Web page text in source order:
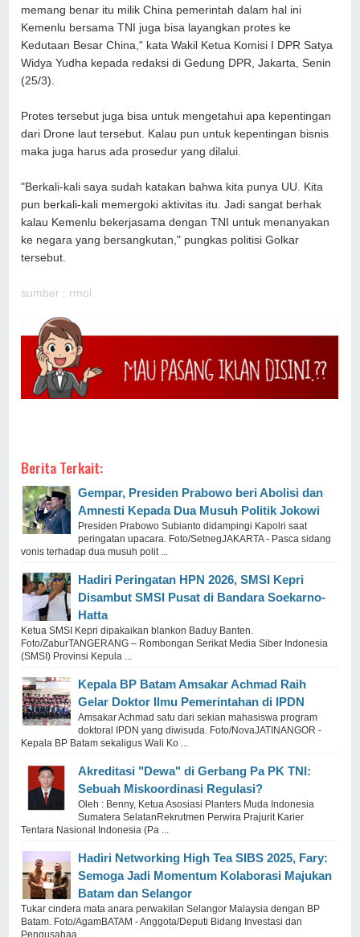
memang benar itu milik China pemerintah dalam hal ini
Kemenlu bersama TNI juga bisa layangkan protes ke
Kedutaan Besar China," kata Wakil Ketua Komisi I DPR Satya
Widya Yudha kepada redaksi di Gedung DPR, Jakarta, Senin
(25/3).
Protes tersebut juga bisa untuk mengetahui apa kepentingan
dari Drone laut tersebut. Kalau pun untuk kepentingan bisnis
maka juga harus ada prosedur yang dilalui.
"Berkali-kali saya sudah katakan bahwa kita punya UU. Kita
pun berkali-kali memergoki aktivitas itu. Jadi sangat berhak
kalau Kemenlu bekerjasama dengan TNI untuk menanyakan
ke negara yang bersangkutan," pungkas politisi Golkar
tersebut.
sumber : rmol
Berita Terkait:
Gempar, Presiden Prabowo beri Abolisi dan
Amnesti Kepada Dua Musuh Politik Jokowi
Presiden Prabowo Subianto didampingi Kapolri saat
peringatan upacara. Foto/SetnegJAKARTA - Pasca sidang
vonis terhadap dua musuh polit ...
Hadiri Peringatan HPN 2026, SMSI Kepri
Disambut SMSI Pusat di Bandara Soekarno-
Hatta
Ketua SMSI Kepri dipakaikan blankon Baduy Banten.
Foto/ZaburTANGERANG – Rombongan Serikat Media Siber Indonesia
(SMSI) Provinsi Kepula ...
Kepala BP Batam Amsakar Achmad Raih
Gelar Doktor Ilmu Pemerintahan di IPDN
Amsakar Achmad satu dari sekian mahasiswa program
doktoral IPDN yang diwisuda. Foto/NovaJATINANGOR -
Kepala BP Batam sekaligus Wali Ko ...
Akreditasi "Dewa" di Gerbang Pa PK TNI:
Sebuah Miskoordinasi Regulasi?
Oleh : Benny, Ketua Asosiasi Planters Muda Indonesia
Sumatera SelatanRekrutmen Perwira Prajurit Karier
Tentara Nasional Indonesia (Pa ...
Hadiri Networking High Tea SIBS 2025, Fary:
Semoga Jadi Momentum Kolaborasi Majukan
Batam dan Selangor
Tukar cindera mata anara perwakilan Selangor Malaysia dengan BP
Batam. Foto/AgamBATAM - Anggota/Deputi Bidang Investasi dan
Pengusahaa ...